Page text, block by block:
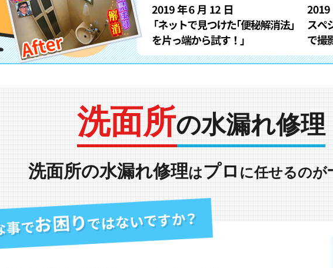
洗面所の水漏れ修理
洗面所の水漏れ修理はプロ に任せるのが